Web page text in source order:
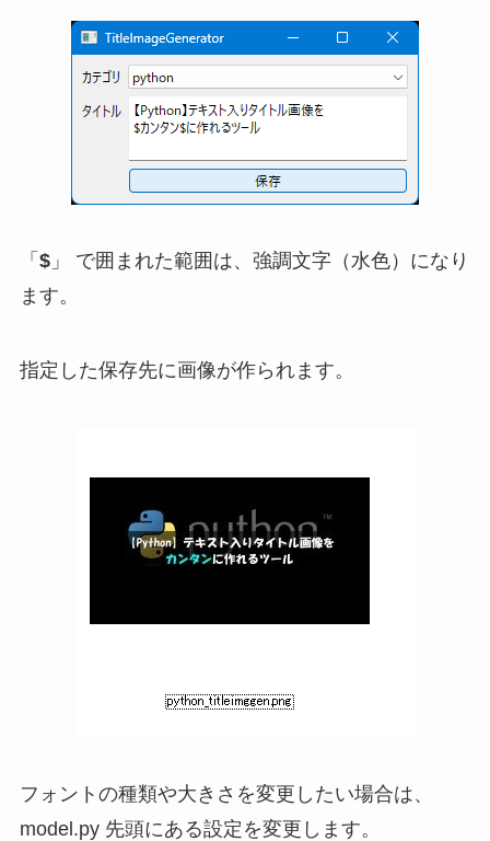
「 $」 で囲まれた範囲は、強調文字（水色）になり
ます。
指定した保存先に画像が作られます。
フォントの種類や大きさを変更したい場合は、
model.py 先頭にある設定を変更します。